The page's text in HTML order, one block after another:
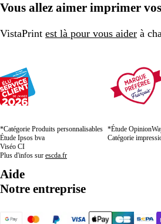
Vous allez aimer imprimer
VistaPrint est là pour vous aider à
*Catégorie Produits personnalisables
Étude Ipsos bva
Viséo CI
Plus d'infos sur escda.fr
*Étude
Catégorie
Aide
Notre entreprise